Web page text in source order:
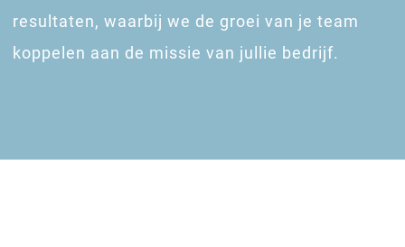
resultaten, waarbij we de groei van je team
koppelen aan de missie van jullie bedrijf.